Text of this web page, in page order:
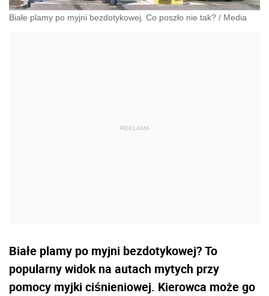
Białe plamy po myjni bezdotykowej. Co poszło nie tak? / Media
Białe plamy po myjni bezdotykowej? To
popularny widok na autach mytych przy
pomocy myjki ciśnieniowej. Kierowca może go